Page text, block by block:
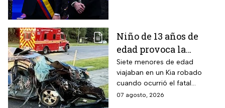
Niño de 13 años de
edad provoca la
muerte un hombre de
58 años y deja 6
lesionados
Siete menores de edad
viajaban en un Kia robado
cuando ocurrió el fatal
accidente en Maryland; la
07 agosto, 2026